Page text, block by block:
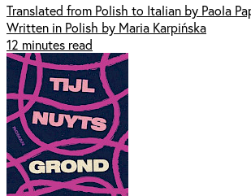
Translated from Polish to Italian by Paola
Written in Polish by Maria Karpińska
12 minutes read